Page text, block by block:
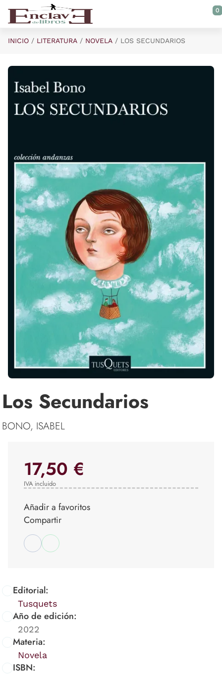
Saltar al contenido principal
0
INICIO LITERATURA NOVELA LOS SECUNDARIOS
Los Secundarios
BONO, ISABEL
Editorial:
Tusquets
Año de edición:
2022
Materia:
Novela
ISBN:
17,50 €
IVA incluido
Añadir a favoritos
Compartir